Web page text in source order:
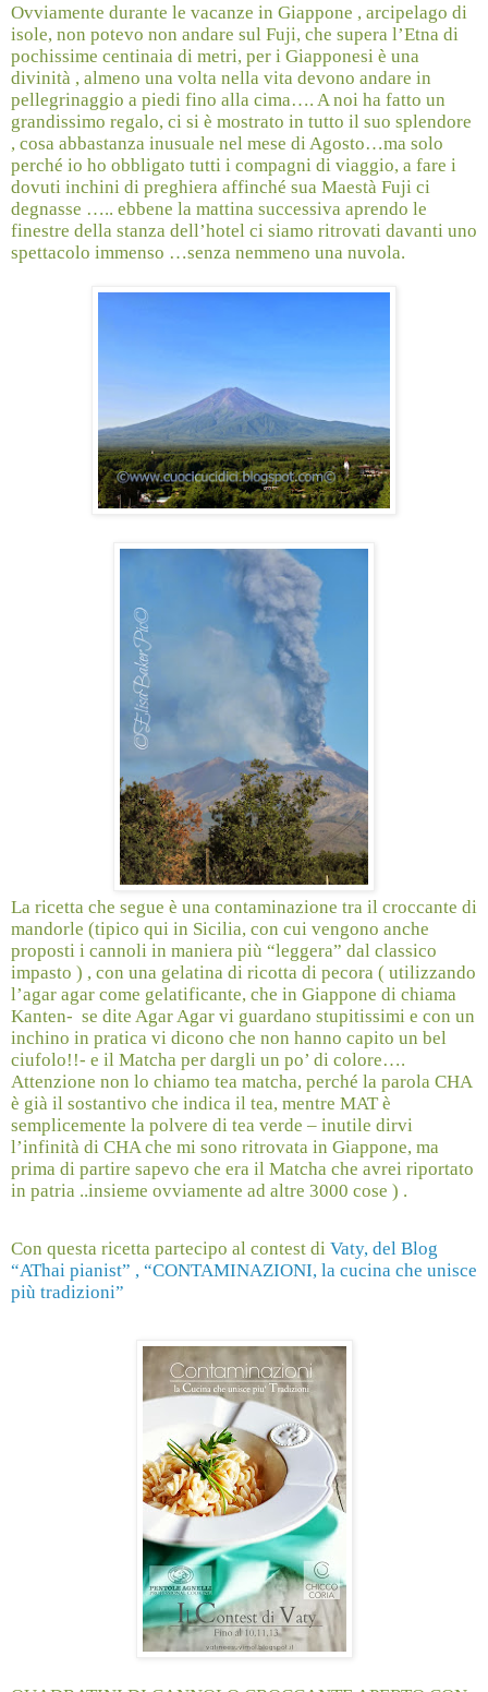
Ovviamente durante le vacanze in Giappone , arcipelago di
isole, non potevo non andare sul Fuji, che supera l’Etna di
pochissime centinaia di metri, per i Giapponesi è una
divinità , almeno una volta nella vita devono andare in
pellegrinaggio a piedi fino alla cima…. A noi ha fatto un
grandissimo regalo, ci si è mostrato in tutto il suo splendore
, cosa abbastanza inusuale nel mese di Agosto…ma solo
perché io ho obbligato tutti i compagni di viaggio, a fare i
dovuti inchini di preghiera affinché sua Maestà Fuji ci
degnasse ….. ebbene la mattina successiva aprendo le
finestre della stanza dell’hotel ci siamo ritrovati davanti uno
spettacolo immenso …senza nemmeno una nuvola.
La ricetta che segue è una contaminazione tra il croccante di
mandorle (tipico qui in Sicilia, con cui vengono anche
proposti i cannoli in maniera più “leggera” dal classico
impasto ) , con una gelatina di ricotta di pecora ( utilizzando
l’agar agar come gelatificante, che in Giappone di chiama
Kanten- se dite Agar Agar vi guardano stupitissimi e con un
inchino in pratica vi dicono che non hanno capito un bel
ciufolo!!- e il Matcha per dargli un po’ di colore….
Attenzione non lo chiamo tea matcha, perché la parola CHA
è già il sostantivo che indica il tea, mentre MAT è
semplicemente la polvere di tea verde – inutile dirvi
l’infinità di CHA che mi sono ritrovata in Giappone, ma
prima di partire sapevo che era il Matcha che avrei riportato
in patria ..insieme ovviamente ad altre 3000 cose ) .
Con questa ricetta partecipo al contest di Vaty, del Blog
“AThai pianist” , “CONTAMINAZIONI, la cucina che unisce
più tradizioni”